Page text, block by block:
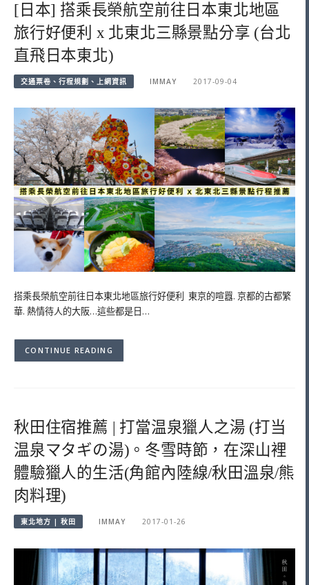
[日本] 搭乘長榮航空前往日本東北地區
旅行好便利 x 北東北三縣景點分享 (台北
直飛日本東北)
交通票卷、行程規劃、上網資訊 IMMAY 2017-09-04
搭乘長榮航空前往日本東北地區旅行好便利 東京的喧囂. 京都的古都繁
華. 熱情待人的大阪…這些都是日…
CONTINUE READING
秋田住宿推薦 | 打當温泉獵人之湯 (打当
温泉マタギの湯)。冬雪時節，在深山裡
體驗獵人的生活(角館內陸線/秋田溫泉/熊
肉料理)
東北地方 | 秋田 IMMAY 2017-01-26